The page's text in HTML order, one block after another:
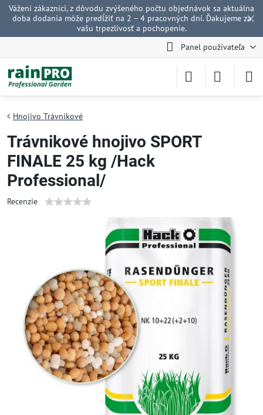
✕
Vážení zákazníci, z dôvodu zvýšeného počtu objednávok sa aktuálna
doba dodania môže predĺžiť na 2 – 4 pracovných dní. Ďakujeme za
vašu trpezlivosť a pochopenie.
Panel používateľa
Hnojivo Trávnikové
Trávnikové hnojivo SPORT
FINALE 25 kg /Hack
Professional/
Recenzie